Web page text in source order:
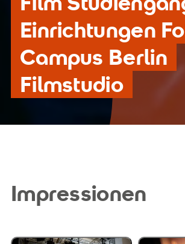
Einrichtungen
Campus Berlin
Filmstudio
Impressionen